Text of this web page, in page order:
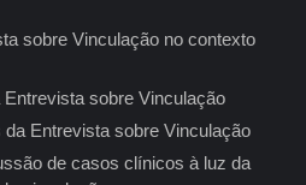
sobre Vinculação no contexto
sobre Vinculação
Entrevista sobre Vinculação
de casos clínicos à luz da